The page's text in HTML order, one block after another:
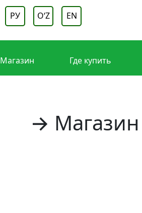
РУ OʻZ EN
Магазин Где купить
→ Магазин